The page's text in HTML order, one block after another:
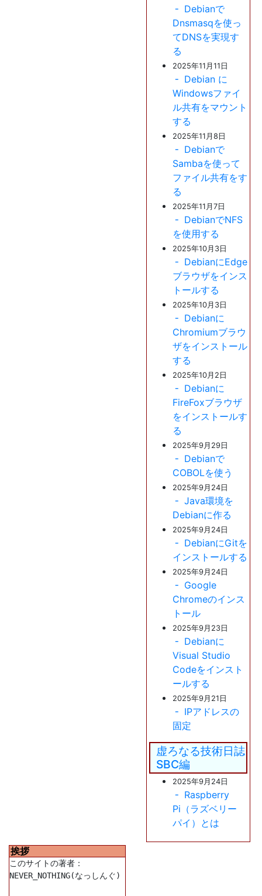
Debianで
Dnsmasqを使っ
てDNSを実現す
る
2025年11月11日
Debian に
Windowsファイ
ル共有をマウント
する
2025年11月8日
Debianで
Sambaを使って
ファイル共有をす
る
2025年11月7日
DebianでNFS
を使用する
2025年10月3日
DebianにEdge
ブラウザをインス
トールする
2025年10月3日
Debianに
Chromiumブラウ
ザをインストール
する
2025年10月2日
Debianに
FireFoxブラウザ
をインストールす
る
2025年9月29日
Debianで
COBOLを使う
2025年9月24日
Java環境を
Debianに作る
2025年9月24日
DebianにGitを
インストールする
2025年9月24日
Google
Chromeのインス
トール
2025年9月23日
Debianに
Visual Studio
Codeをインスト
ールする
2025年9月21日
IPアドレスの
固定
虚ろなる技術日誌
SBC編
2025年9月24日
Raspberry
Pi（ラズベリー
パイ）とは
挨拶
このサイトの著者：
NEVER_NOTHING(なっしんぐ)